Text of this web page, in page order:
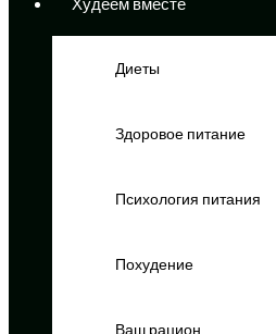
Диеты
Здоровое питание
Психология питания
Похудение
Ваш рацион